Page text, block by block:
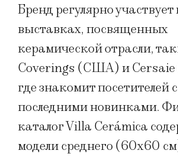
Бренд регулярно
выставках, посвященных
керамической отрасли,
Coverings (США) и Cersaie
где знакомит посетителей с
последними новинками.
каталог Villa Cerámica
модели среднего (60х60